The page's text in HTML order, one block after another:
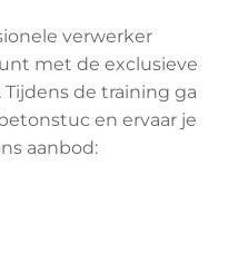
verwerker
met de exclusieve
de training ga
en ervaar je
aanbod: